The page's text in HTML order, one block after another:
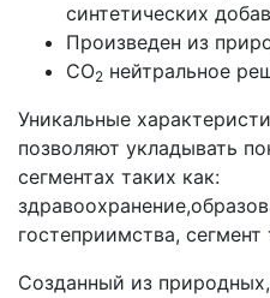
синтетических
Произведен из
CO2 нейтральное
Уникальные
позволяют укладывать
сегментах таких как:
гостеприимства, сегмент
Созданный из